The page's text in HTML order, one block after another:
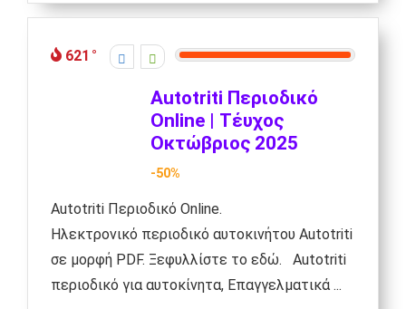
621
Autotriti Περιοδικό
Online | Τέυχος
Οκτώβριος 2025
-50%
Autotriti Περιοδικό Online.
Ηλεκτρονικό περιοδικό αυτοκινήτου Autotriti
σε μορφή PDF. Ξεφυλλίστε το εδώ. Autotriti
περιοδικό για αυτοκίνητα, Επαγγελματικά ...